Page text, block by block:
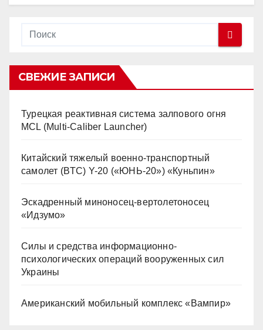
СВЕЖИЕ ЗАПИСИ
Турецкая реактивная система залпового огня
MCL (Multi-Caliber Launcher)
Китайский тяжелый военно-транспортный
самолет (BTC) Y-20 («ЮНЬ-20») «Куньпин»
Эскадренный миноносец-вертолетоносец
«Идзумо»
Силы и средства информационно-
психологических операций вооруженных сил
Украины
Американский мобильный комплекс «Вампир»